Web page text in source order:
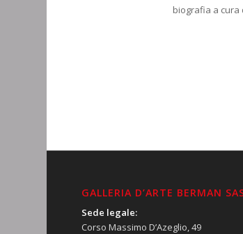
biografia a cura
GALLERIA D’ARTE BERMAN
Sede legale:
Corso Massimo D’Azeglio, 49